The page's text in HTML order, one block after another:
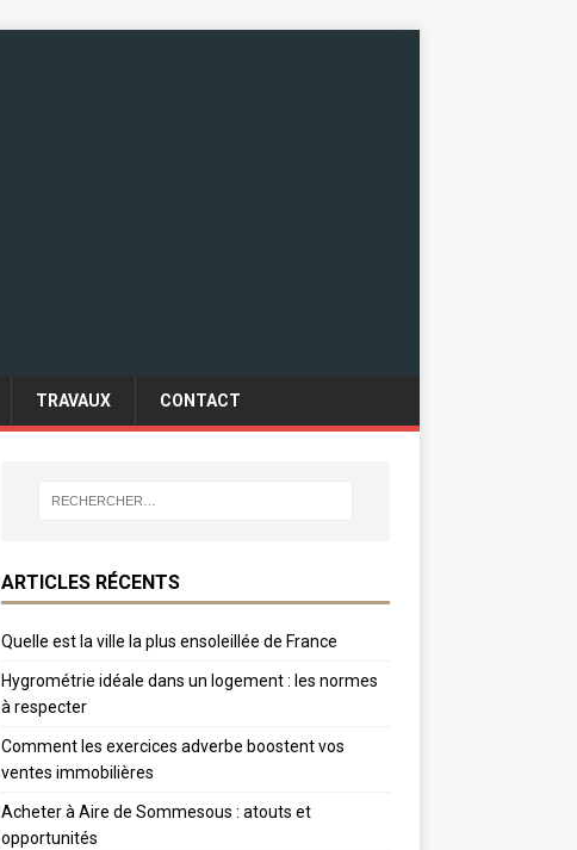
TRAVAUX CONTACT
ARTICLES RÉCENTS
Quelle est la ville la plus ensoleillée de France
Hygrométrie idéale dans un logement : les normes
à respecter
Comment les exercices adverbe boostent vos
ventes immobilières
Acheter à Aire de Sommesous : atouts et
opportunités